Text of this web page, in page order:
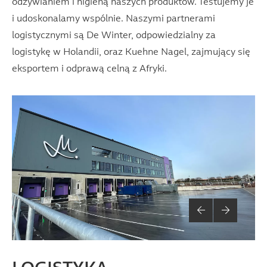
odżywianiem i higieną naszych produktów. Testujemy je
i udoskonalamy wspólnie. Naszymi partnerami
logistycznymi są De Winter, odpowiedzialny za
logistykę w Holandii, oraz Kuehne Nagel, zajmujący się
eksportem i odprawą celną z Afryki.